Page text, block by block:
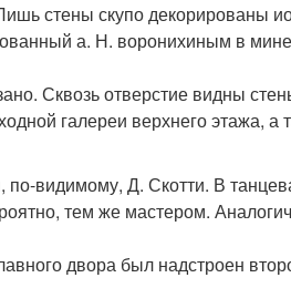
стены скупо декорированы
а. Н. воронихиным в
Сквозь отверстие видны
галереи верхнего этажа, а
по-видимому, Д. Скотти. В
тем же мастером.
двора был надстроен